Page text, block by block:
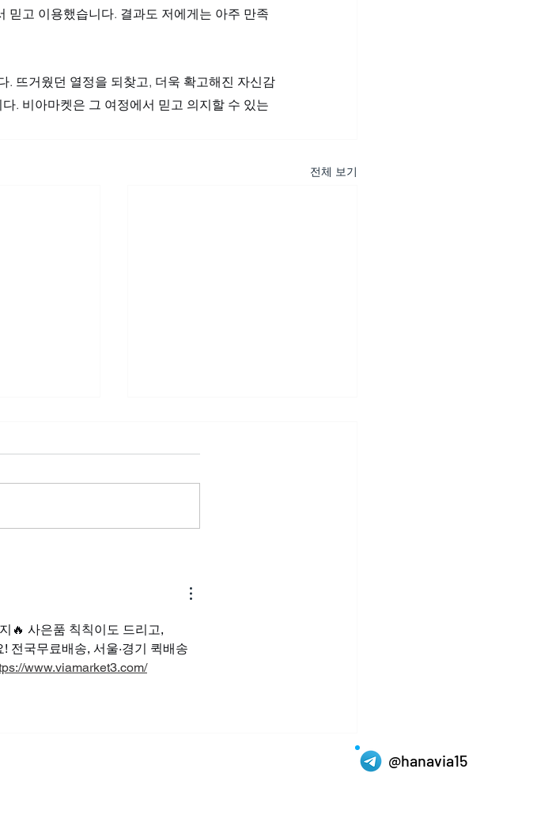
믿고 이용했습니다. 결과도 저에게는 아주 만족
. 뜨거웠던 열정을 되찾고, 더욱 확고해진 자신감
. 비아마켓은 그 여정에서 믿고 의지할 수 있는
전체 보기
🔥 사은품 칙칙이도 드리고,
전국무료배송, 서울·경기 퀵배송
www.viamarket3.com/
@hanavia15